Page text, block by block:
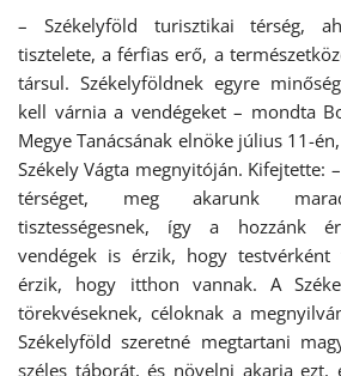
– Székelyföld turisztikai térség,
tisztelete, a férfias erő, a
társul. Székelyföldnek egyre
kell várnia a vendégeket – mondta
Megye Tanácsának elnöke július 11-
Székely Vágta megnyitóján. Kifejtette:
térséget, meg akarunk
tisztességesnek, így a hozzánk
vendégek is érzik, hogy
érzik, hogy itthon vannak. A
törekvéseknek, céloknak a
Székelyföld szeretné megtartani
széles táborát, és növelni akarja ezt,